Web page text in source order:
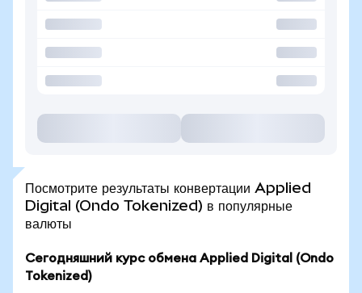
Посмотрите результаты конвертации Applied
Digital (Ondo Tokenized) в популярные
валюты
Сегодняшний курс обмена Applied Digital (Ondo
Tokenized)